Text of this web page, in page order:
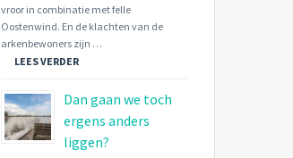
vroor in combinatie met felle
Oostenwind. En de klachten van de
arkenbewoners zijn …
LEES VERDER
Dan gaan we toch
ergens anders
liggen?